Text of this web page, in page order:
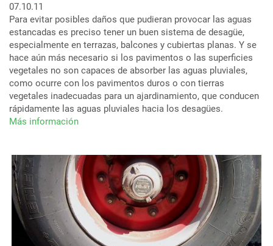
07.10.11
Para evitar posibles daños que pudieran provocar las aguas
estancadas es preciso tener un buen sistema de desagüe,
especialmente en terrazas, balcones y cubiertas planas. Y se
hace aún más necesario si los pavimentos o las superficies
vegetales no son capaces de absorber las aguas pluviales,
como ocurre con los pavimentos duros o con tierras
vegetales inadecuadas para un ajardinamiento, que conducen
rápidamente las aguas pluviales hacia los desagües.
Más información
controlada